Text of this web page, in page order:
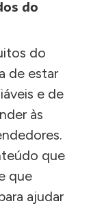
do
do
de estar
e de
às
que
que
ajudar